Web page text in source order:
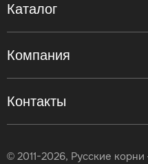
Контакты
Каталог
Компания
© 2011-2026, Русские